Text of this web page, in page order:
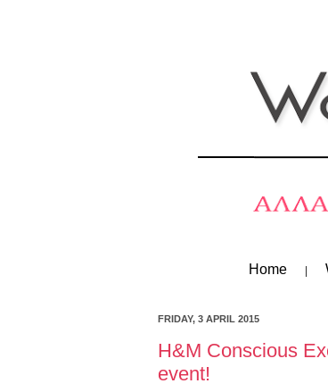
Home
FRIDAY, 3 APRIL 2015
Η&Μ Conscious
event!